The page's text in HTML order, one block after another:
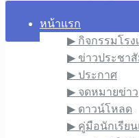
หน้าแรก
▶︎ กิจกรรมโรง
▶︎ ข่าวประชา
▶︎ ประกาศ
▶︎ จดหมายข่าว
▶︎ ดาวน์โหลด
▶︎ คู่มือนักเรีย